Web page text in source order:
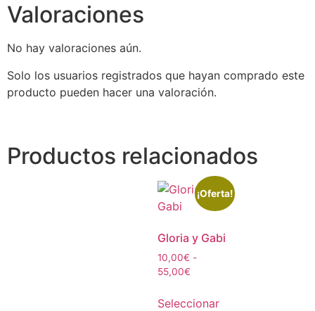
Valoraciones
No hay valoraciones aún.
Solo los usuarios registrados que hayan comprado este
producto pueden hacer una valoración.
Productos relacionados
¡Oferta!
Gloria y Gabi
10,00€ -
55,00€
Seleccionar